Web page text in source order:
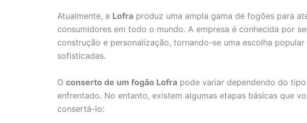
Atualmente, a Lofra produz uma ampla gama de fogões para
consumidores em todo o mundo. A empresa é conhecida por
construção e personalização, tornando-se uma escolha
sofisticadas.
O conserto de um fogão Lofra pode variar dependendo do
enfrentado. No entanto, existem algumas etapas básicas que
consertá-lo: